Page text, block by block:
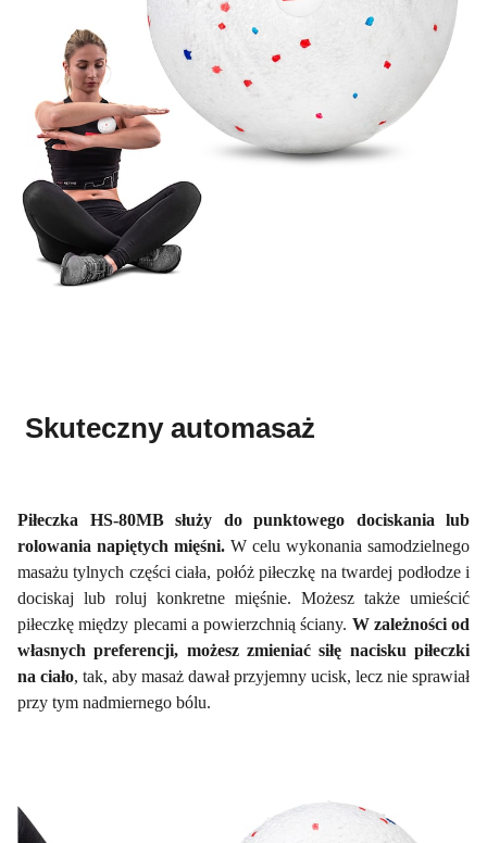
​ Skuteczny automasaż
Piłeczka HS-80MB służy do punktowego dociskania lub
rolowania napiętych mięśni. W celu wykonania samodzielnego
masażu tylnych części ciała, połóż piłeczkę na twardej podłodze i
dociskaj lub roluj konkretne mięśnie. Możesz także umieścić
piłeczkę między plecami a powierzchnią ściany. W zależności od
własnych preferencji, możesz zmieniać siłę nacisku piłeczki
na ciało, tak, aby masaż dawał przyjemny ucisk, lecz nie sprawiał
przy tym nadmiernego bólu.